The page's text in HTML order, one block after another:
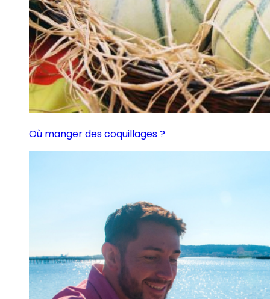
Où manger des coquillages ?